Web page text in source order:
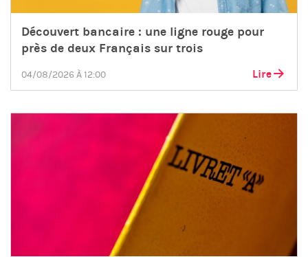
Découvert bancaire : une ligne rouge pour
près de deux Français sur trois
04/08/2026 À 12:00 Lire